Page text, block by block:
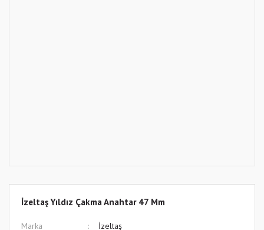
İzeltaş Yıldız Çakma Anahtar 47 Mm
Marka
İzeltaş